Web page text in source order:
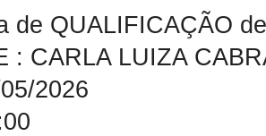
de QUALIFICAÇÃO
: CARLA LUIZA
2026